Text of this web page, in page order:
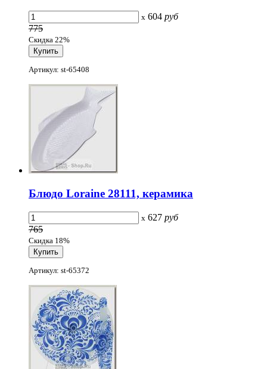
x 604 руб
775
Скидка 22%
Артикул: st-65408
Блюдо Loraine 28111, керамика
x 627 руб
765
Скидка 18%
Артикул: st-65372